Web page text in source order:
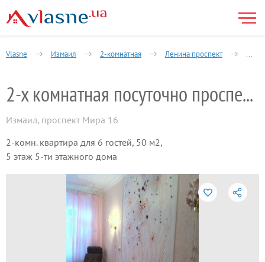
Vlasne Измаил 2-комнатная Ленина проспект 2-х
2- х комнатная посуточно проспект Мира
Измаил, проспект Мира 16
2-комн. квартира для 6 гостей, 50 м2,
5 этаж 5-ти этажного дома